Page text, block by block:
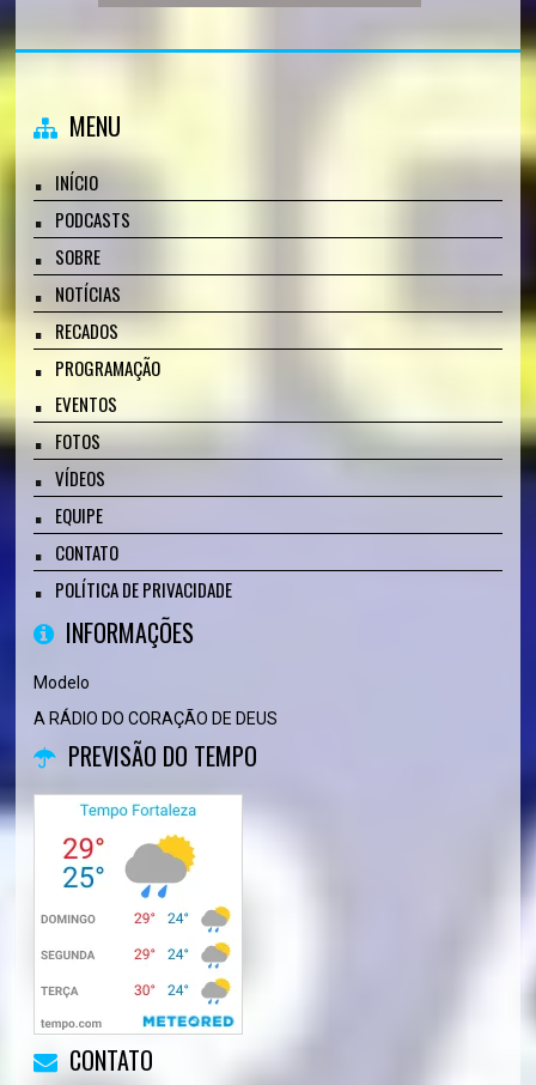
MENU
INÍCIO
PODCASTS
SOBRE
NOTÍCIAS
RECADOS
PROGRAMAÇÃO
EVENTOS
FOTOS
VÍDEOS
EQUIPE
CONTATO
POLÍTICA DE PRIVACIDADE
INFORMAÇÕES
Modelo
A RÁDIO DO CORAÇÃO DE DEUS
PREVISÃO DO TEMPO
CONTATO